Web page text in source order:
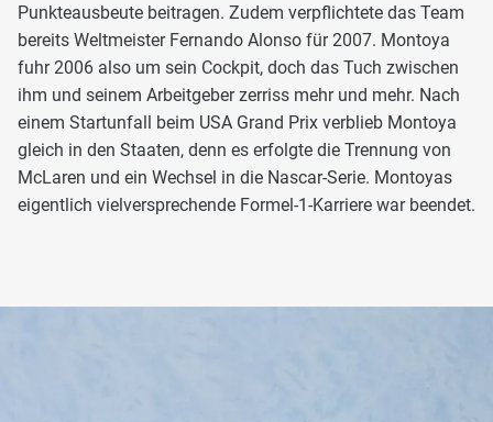
Punkteausbeute beitragen. Zudem verpflichtete das Team
bereits Weltmeister Fernando Alonso für 2007. Montoya
fuhr 2006 also um sein Cockpit, doch das Tuch zwischen
ihm und seinem Arbeitgeber zerriss mehr und mehr. Nach
einem Startunfall beim USA Grand Prix verblieb Montoya
gleich in den Staaten, denn es erfolgte die Trennung von
McLaren und ein Wechsel in die Nascar-Serie. Montoyas
eigentlich vielversprechende Formel-1-Karriere war beendet.